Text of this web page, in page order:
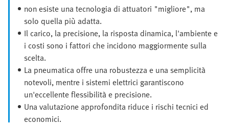
non esiste una tecnologia di attuatori "migliore", ma
solo quella più adatta.
Il carico, la precisione, la risposta dinamica, l'ambiente e
i costi sono i fattori che incidono maggiormente sulla
scelta.
La pneumatica offre una robustezza e una semplicità
notevoli, mentre i sistemi elettrici garantiscono
un'eccellente flessibilità e precisione.
Una valutazione approfondita riduce i rischi tecnici ed
economici.